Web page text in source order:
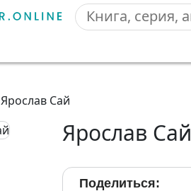
Ярослав Сай
Ярослав Сай
Поделиться: